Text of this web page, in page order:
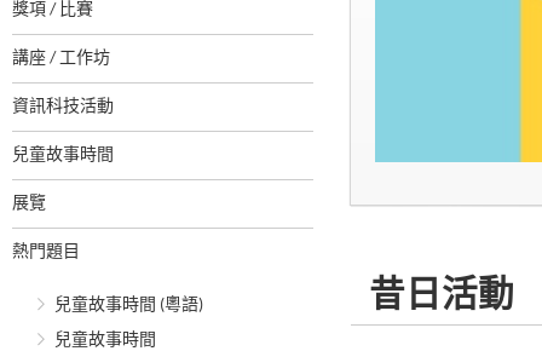
獎項 / 比賽
講座 / 工作坊
資訊科技活動
兒童故事時間
展覽
熱門題目
兒童故事時間 (粵語)
兒童故事時間
昔日活動